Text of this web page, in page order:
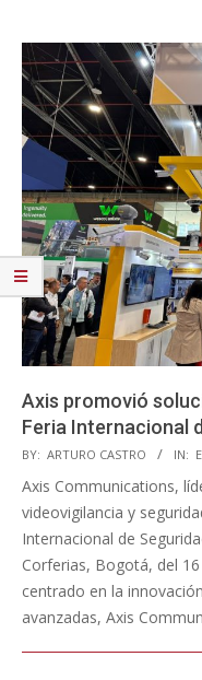
Axis promovió
Feria Internacional
2023-
08-
26
BY: ARTURO CASTRO IN:
Axis Communications,
videovigilancia y
Internacional de
Corferias, Bogotá, del
centrado en la
avanzadas, Axis